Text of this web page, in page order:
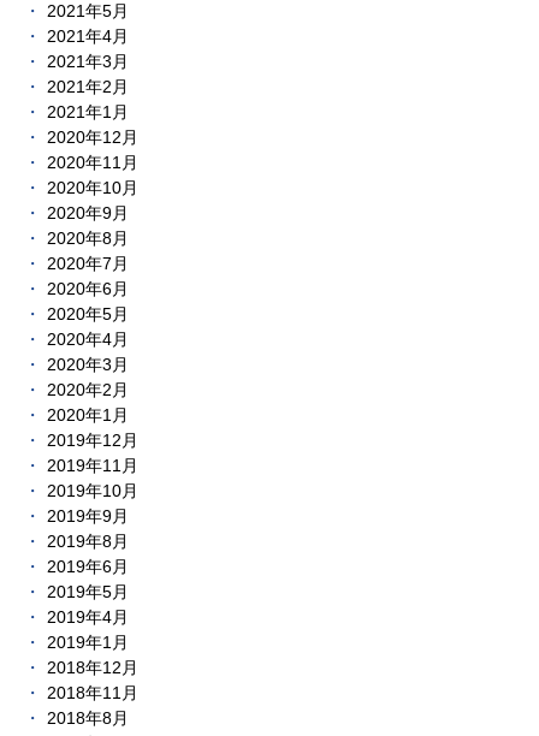
2021年5月
2021年4月
2021年3月
2021年2月
2021年1月
2020年12月
2020年11月
2020年10月
2020年9月
2020年8月
2020年7月
2020年6月
2020年5月
2020年4月
2020年3月
2020年2月
2020年1月
2019年12月
2019年11月
2019年10月
2019年9月
2019年8月
2019年6月
2019年5月
2019年4月
2019年1月
2018年12月
2018年11月
2018年8月